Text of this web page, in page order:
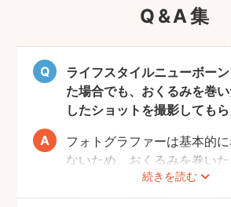
Q&A集
ライフスタイルニューボー
た場合でも、おくるみを巻
したショットを撮影しても
続きを読む
フォトグラファーは基本的
ないため、おくるみを巻い
は実施いたしません。また、
も、基本的にフォトグラフ